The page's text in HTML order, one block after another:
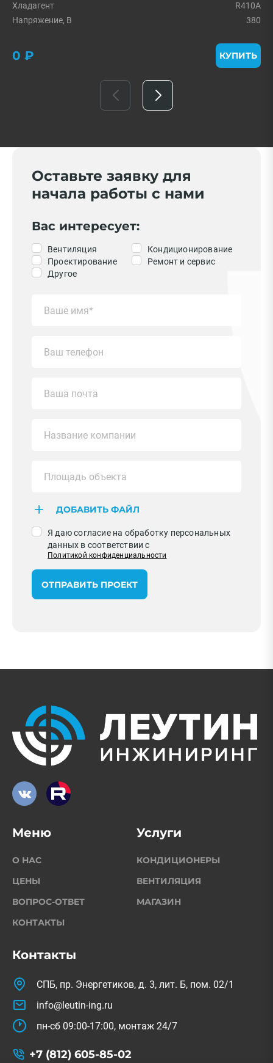
Хладагент
R410A
Напряжение, В
380
0 ₽ КУПИТЬ
Оставьте заявку для
начала работы с нами
Вас интересует:
Вентиляция
Кондиционирование
Проектирование
Ремонт и сервис
Другое
ДОБАВИТЬ ФАЙЛ
Я даю согласие на обработку персональных
данных в соответствии с
Политикой конфиденциальности
ОТПРАВИТЬ ПРОЕКТ
Контакты
СПБ, пр. Энергетиков, д. 3, лит. Б, пом. 02/1
info@leutin-ing.ru
пн-сб 09:00-17:00, монтаж 24/7
+7 (812) 605-85-02
Меню
О НАС
ЦЕНЫ
ВОПРОС-ОТВЕТ
КОНТАКТЫ
Услуги
КОНДИЦИОНЕРЫ
ВЕНТИЛЯЦИЯ
МАГАЗИН